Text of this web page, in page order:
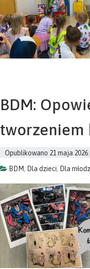
BDM:
tworzeniem
Opublikowano 21 maja 2026
BDM, Dla dzieci, Dla